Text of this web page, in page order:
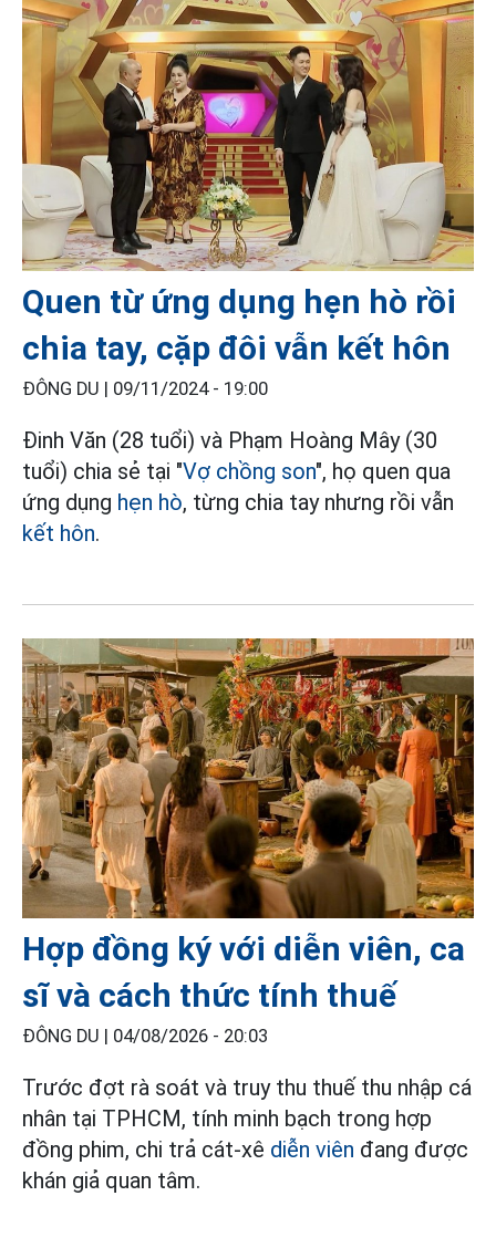
Quen từ ứng dụng hẹn hò rồi
chia tay, cặp đôi vẫn kết hôn
ĐÔNG DU | 09/11/2024 - 19:00
Đinh Văn (28 tuổi) và Phạm Hoàng Mây (30
tuổi) chia sẻ tại "Vợ chồng son", họ quen qua
ứng dụng hẹn hò, từng chia tay nhưng rồi vẫn
kết hôn.
Hợp đồng ký với diễn viên, ca
sĩ và cách thức tính thuế
ĐÔNG DU | 04/08/2026 - 20:03
Trước đợt rà soát và truy thu thuế thu nhập cá
nhân tại TPHCM, tính minh bạch trong hợp
đồng phim, chi trả cát-xê diễn viên đang được
khán giả quan tâm.